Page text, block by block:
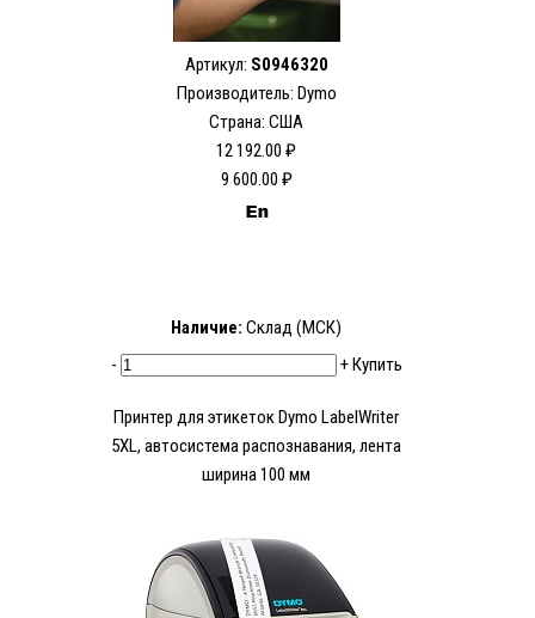
Артикул: S0946320
Производитель: Dymo
Страна: США
12 192.00 ₽
9 600.00 ₽
Наличие: Склад (МСК)
-
+Купить
Принтер для этикеток Dymo LabelWriter
5XL, автосистема распознавания, лента
ширина 100 мм